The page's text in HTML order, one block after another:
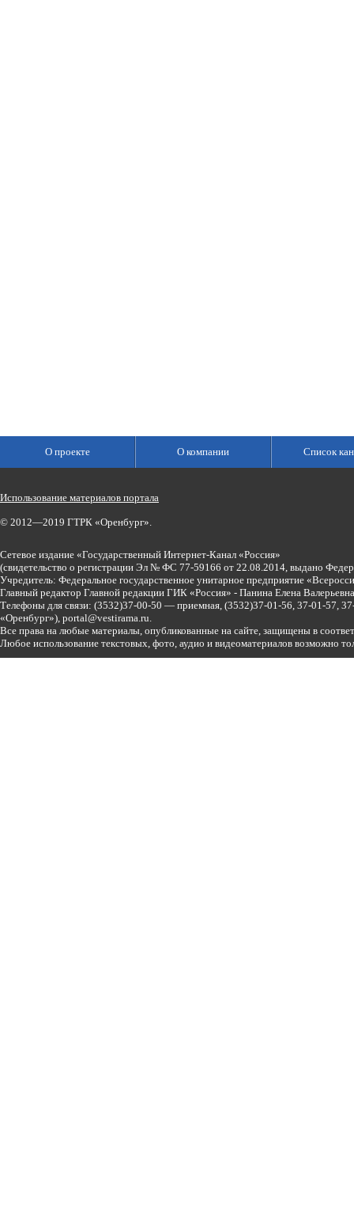
О проекте О компании Список
Использование материалов портала
© 2012—2019 ГТРК «Оренбург».
Сетевое издание «Государственный Интернет-Канал «Россия»
(свидетельство о регистрации Эл № ФС 77-59166 от 22.08.2014, выдано
Учредитель: Федеральное государственное унитарное предприятие
Главный редактор Главной редакции ГИК «Россия» - Панина Елена
Телефоны для связи: (3532)37-00-50 — приемная, (3532)37-01-56, 37-01-57,
«Оренбург»), portal@vestirama.ru.
Все права на любые материалы, опубликованные на сайте, защищены в
Любое использование текстовых, фото, аудио и видеоматериалов возможно